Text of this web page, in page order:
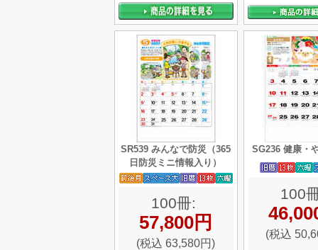
SR539 みんなで防災（365
日防災ミニ情報入り）
100冊:
57,800円
(税込 63,580円)
SG236 健康・
100
(税込